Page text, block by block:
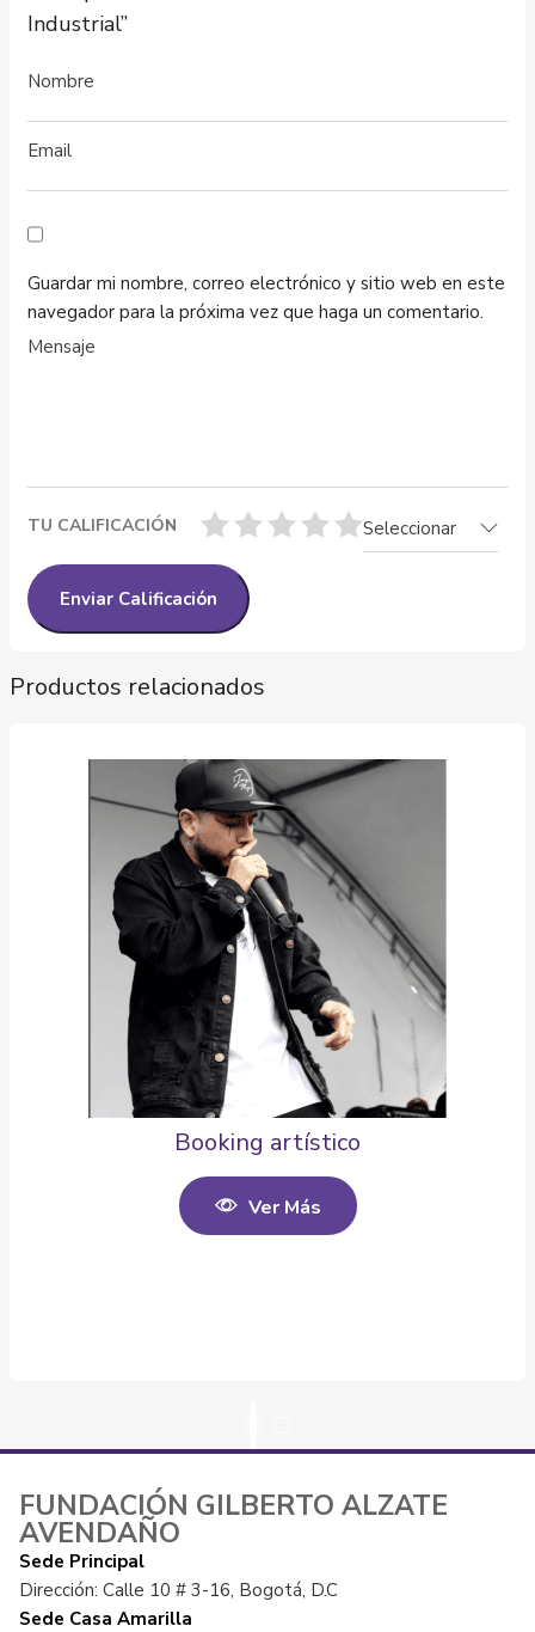
Industrial”
Guardar mi nombre, correo electrónico y sitio web en este
navegador para la próxima vez que haga un comentario.
TU CALIFICACIÓN Seleccionar
Productos relacionados
Booking artístico
Ver Más
FUNDACIÓN GILBERTO ALZATE
AVENDAÑO
Sede Principal
Dirección: Calle 10 # 3-16, Bogotá, D.C
Sede Casa Amarilla